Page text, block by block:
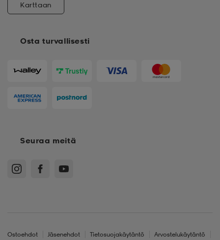
Osta turvallisesti
Karttaan
Seuraa meitä
Ostoehdot Jäsenehdot Tietosuojakäytäntö Arvostelukäytäntö